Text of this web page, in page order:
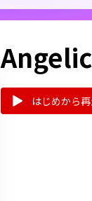
はじめから